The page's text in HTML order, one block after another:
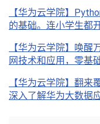
【华为云学院】
的基础。连小学生都
【华为云学院】唤
网技术和应用，零基
【华为云学院】翻来
深入了解华为大数据